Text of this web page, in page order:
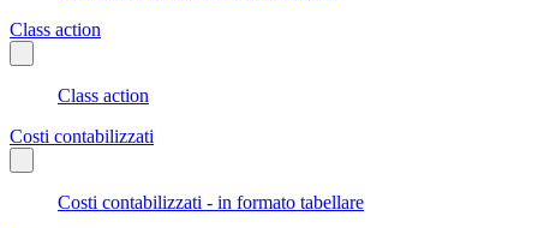
Class action
Class action
Costi contabilizzati
Costi contabilizzati - in formato tabellare